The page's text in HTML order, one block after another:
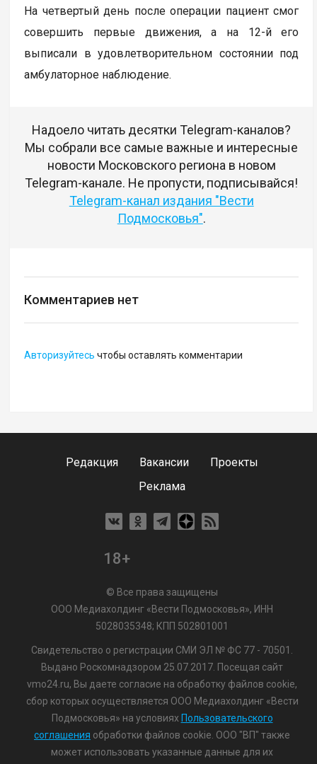
На четвертый день после операции пациент смог
совершить первые движения, а на 12-й его
выписали в удовлетворительном состоянии под
амбулаторное наблюдение.
Надоело читать десятки Telegram-каналов?
Мы собрали все самые важные и интересные
новости Московского региона в новом
Telegram-канале. Не пропусти, подписывайся!
Telegram-канал издания "Вести
Подмосковья".
Комментариев нет
Авторизуйтесь чтобы оставлять комментарии
Редакция Вакансии
Проекты
Реклама
18+
© Все права защищены
ООО Медиахолдинг «Вести Подмосковья», ИНН
5028035348; КПП 502801001
Свидетельство о регистрации СМИ ЭЛ № ФС 77 - 70501.
Выдано Роскомнадзором 25.07.2017. Посещая сайт
vmo24.ru, Вы даете согласие на обработку файлов cookie,
сбор которых осуществляется ООО Медиахолдинг «Вести
Подмосковья» на условиях Пользовательского
соглашения обработки файлов cookie. ООО "ВП" также
может использовать указанные данные для их